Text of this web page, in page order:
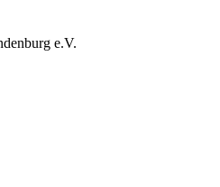
e.V.